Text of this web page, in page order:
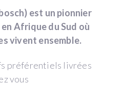
est un pionnier
Afrique du Sud où
vivent ensemble.
préférentiels livrées
vous